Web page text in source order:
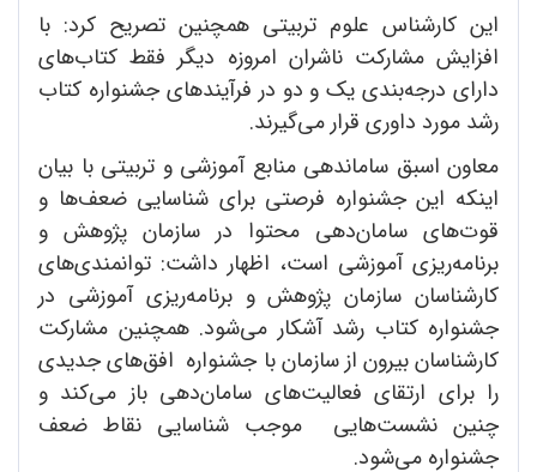
این کارشناس علوم تربیتی همچنین تصریح کرد: با
افزایش مشارکت ناشران امروزه دیگر فقط کتاب‌های
دارای درجه‌بندی یک و دو در فرآیندهای جشنواره کتاب
رشد مورد داوری قرار می‌گیرند.
معاون اسبق ساماندهی منابع آموزشی و تربیتی با بیان
اینکه این جشنواره فرصتی برای شناسایی ضعف‌ها و
قوت‌های سامان‌دهی محتوا در سازمان پژوهش و
برنامه‌ریزی آموزشی است، اظهار داشت: توانمندی‌های
کارشناسان سازمان پژوهش و برنامه‌ریزی آموزشی در
جشنواره کتاب رشد آشکار می‌شود. همچنین مشارکت
کارشناسان بیرون از سازمان با جشنواره افق‌های جدیدی
را برای ارتقای فعالیت‌های سامان‌دهی باز می‌کند و
چنین نشست‌هایی موجب شناسایی نقاط ضعف
جشنواره می‌شود.